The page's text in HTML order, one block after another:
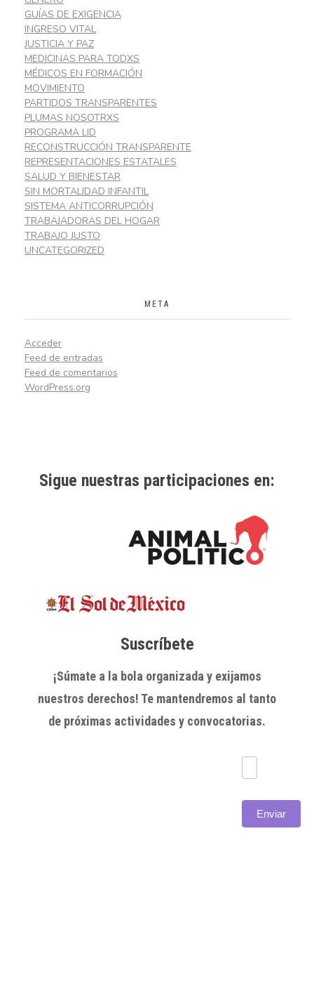
GUÍAS DE EXIGENCIA
INGRESO VITAL
JUSTICIA Y PAZ
MEDICINAS PARA TODXS
MÉDICOS EN FORMACIÓN
MOVIMIENTO
PARTIDOS TRANSPARENTES
PLUMAS NOSOTRXS
PROGRAMA LID
RECONSTRUCCIÓN TRANSPARENTE
REPRESENTACIONES ESTATALES
SALUD Y BIENESTAR
SIN MORTALIDAD INFANTIL
SISTEMA ANTICORRUPCIÓN
TRABAJADORAS DEL HOGAR
TRABAJO JUSTO
UNCATEGORIZED
META
Acceder
Feed de entradas
Feed de comentarios
WordPress.org
Sigue nuestras participaciones en:
Suscríbete
¡Súmate a la bola organizada y exijamos
nuestros derechos! Te mantendremos al tanto
de próximas actividades y convocatorias.
Subscríbete
Enviar